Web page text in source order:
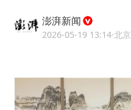
澎湃新闻
2026-05-19 13:14·北京